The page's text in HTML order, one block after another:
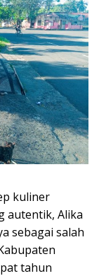
kuliner
autentik, Alika
sebagai salah
tahun